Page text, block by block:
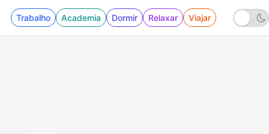
Trabalho Academia Dormir Relaxar Viajar